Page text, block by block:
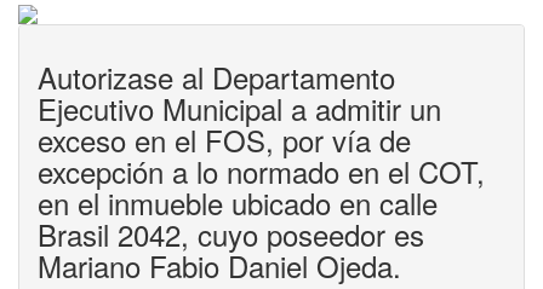
Autorizase al Departamento
Ejecutivo Municipal a admitir un
exceso en el FOS, por vía de
excepción a lo normado en el COT,
en el inmueble ubicado en calle
Brasil 2042, cuyo poseedor es
Mariano Fabio Daniel Ojeda.